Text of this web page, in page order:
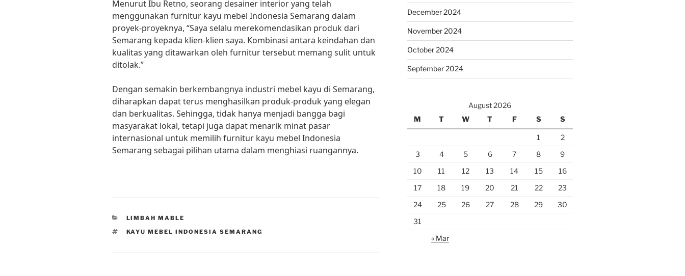
Menurut Ibu Retno, seorang desainer interior yang telah
menggunakan furnitur kayu mebel Indonesia Semarang dalam
proyek-proyeknya, “Saya selalu merekomendasikan produk dari
Semarang kepada klien-klien saya. Kombinasi antara keindahan dan
kualitas yang ditawarkan oleh furnitur tersebut memang sulit untuk
ditolak.”
Dengan semakin berkembangnya industri mebel kayu di Semarang,
diharapkan dapat terus menghasilkan produk-produk yang elegan
dan berkualitas. Sehingga, tidak hanya menjadi bangga bagi
masyarakat lokal, tetapi juga dapat menarik minat pasar
internasional untuk memilih furnitur kayu mebel Indonesia
Semarang sebagai pilihan utama dalam menghiasi ruangannya.
CATEGORIES
LIMBAH MABLE
TAGS
KAYU MEBEL INDONESIA SEMARANG
December 2024
November 2024
October 2024
September 2024
August 2026
M
T W T F S S
1
2
3
4 5 6 7 8
9
10
11 12 13 14 15
16
17
18 19 20 21 22
23
24
25 26 27 28 29
30
31
« Mar